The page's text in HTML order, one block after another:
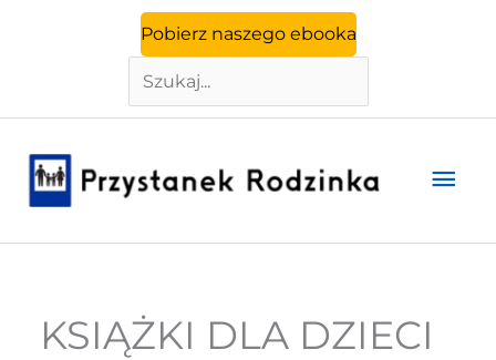
Pobierz naszego ebooka
Szukaj
KSIĄŻKI DLA DZIECI